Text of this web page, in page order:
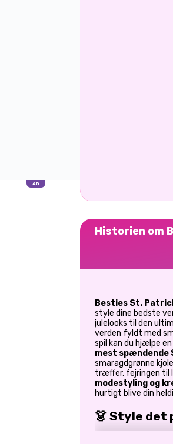
Historien om
Besties St.
style dine bedste
julelooks til den
verden fyldt med
spil kan du hjælpe
mest spændende
smaragdgrønne
træffer, fejringen til
modestyling og
hurtigt blive din
👗 Style